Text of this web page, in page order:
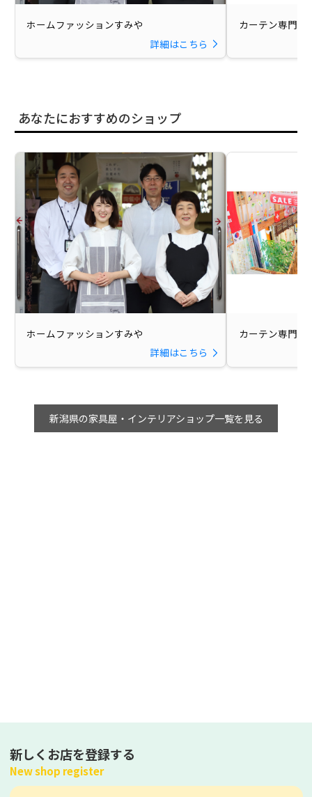
ホームファッションすみや
詳細はこちら
カーテン専門館
あなたにおすすめのショップ
ホームファッションすみや
詳細はこちら
カーテン専門館
新潟県の家具屋・インテリアショップ一覧を見る
新しくお店を登録する
New shop register